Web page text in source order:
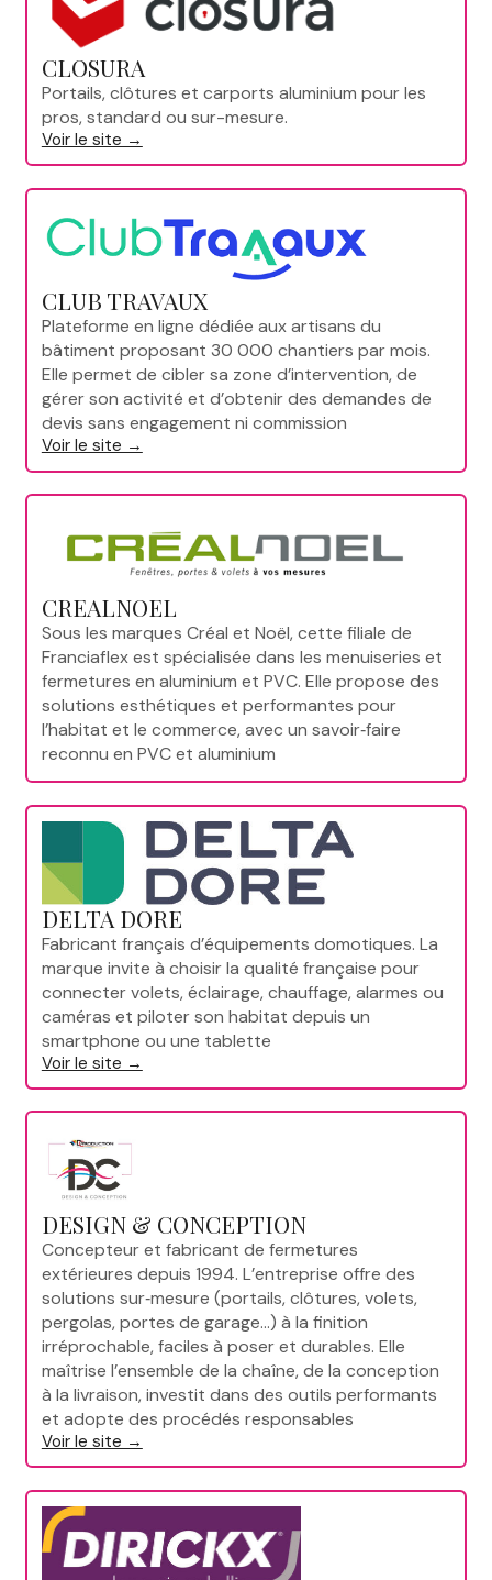
CLOSURA
Portails, clôtures et carports aluminium pour les
pros, standard ou sur-mesure.
Voir le site →
CLUB TRAVAUX
Plateforme en ligne dédiée aux artisans du
bâtiment proposant 30 000 chantiers par mois.
Elle permet de cibler sa zone d’intervention, de
gérer son activité et d’obtenir des demandes de
devis sans engagement ni commission
Voir le site →
CREALNOEL
Sous les marques Créal et Noël, cette filiale de
Franciaflex est spécialisée dans les menuiseries et
fermetures en aluminium et PVC. Elle propose des
solutions esthétiques et performantes pour
l’habitat et le commerce, avec un savoir‑faire
reconnu en PVC et aluminium
DELTA DORE
Fabricant français d’équipements domotiques. La
marque invite à choisir la qualité française pour
connecter volets, éclairage, chauffage, alarmes ou
caméras et piloter son habitat depuis un
smartphone ou une tablette
Voir le site →
DESIGN & CONCEPTION
Concepteur et fabricant de fermetures
extérieures depuis 1994. L’entreprise offre des
solutions sur‑mesure (portails, clôtures, volets,
pergolas, portes de garage…) à la finition
irréprochable, faciles à poser et durables. Elle
maîtrise l’ensemble de la chaîne, de la conception
à la livraison, investit dans des outils performants
et adopte des procédés responsables
Voir le site →